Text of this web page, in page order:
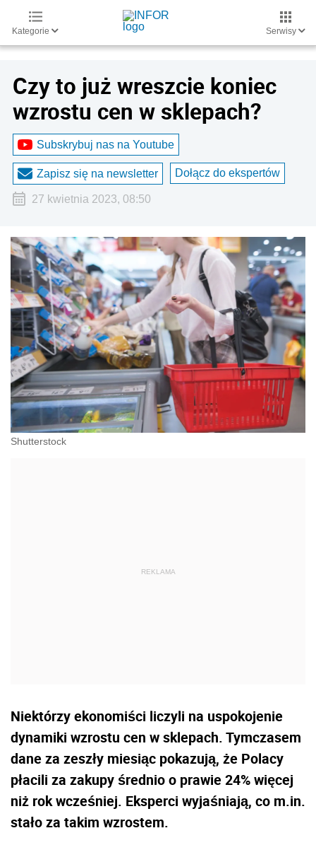
Kategorie Serwisy
Czy to już wreszcie koniec
wzrostu cen w sklepach?
Subskrybuj nas na Youtube
Zapisz się na newsletter Dołącz do ekspertów
27 kwietnia 2023, 08:50
Shutterstock
Niektórzy ekonomiści liczyli na uspokojenie
dynamiki wzrostu cen w sklepach. Tymczasem
dane za zeszły miesiąc pokazują, że Polacy
płacili za zakupy średnio o prawie 24% więcej
niż rok wcześniej. Eksperci wyjaśniają, co m.in.
stało za takim wzrostem.